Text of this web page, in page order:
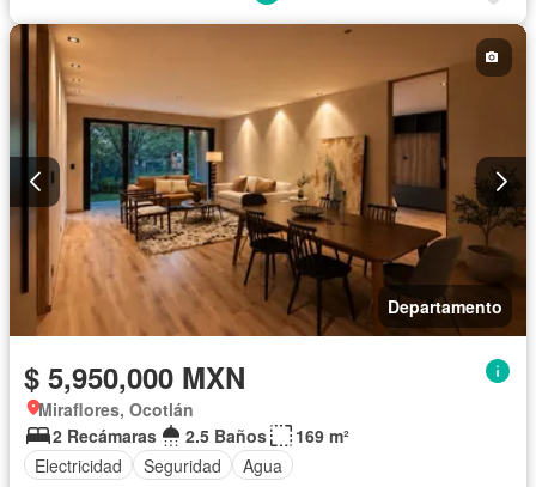
Departamento
$ 5,950,000 MXN
Miraflores, Ocotlán
2 Recámaras
2.5 Baños
169 m²
Electricidad
Seguridad Agua